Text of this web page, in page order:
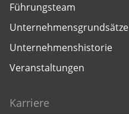
Führungsteam
Unternehmensgrundsätze
Unternehmenshistorie
Veranstaltungen
Karriere